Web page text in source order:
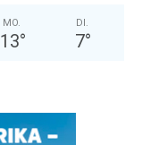
MO.
13°
DI.
7°